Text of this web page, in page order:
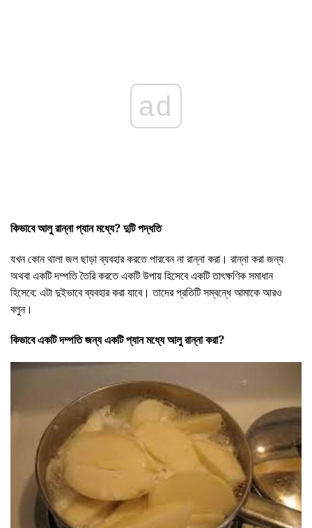
ad
কিভাবে আলু রান্না প্যান মধ্যে?দুটি পদ্ধতি
যখন কোন থালা জল ছাড়া ব্যবহার করতে পারবেন না রান্না করা। রান্না করা জন্য
অথবা একটি দম্পতি তৈরি করতে একটি উপায় হিসেবে একটি তাৎক্ষণিক সমাধান
হিসেবে: এটা দুইভাবে ব্যবহার করা যাবে। তাদের প্রতিটি সম্বন্ধে আমাকে আরও
বলুন।
কিভাবেএকটি দম্পতি জন্যএকটি প্যান মধ্যে আলু রান্নাকরা?